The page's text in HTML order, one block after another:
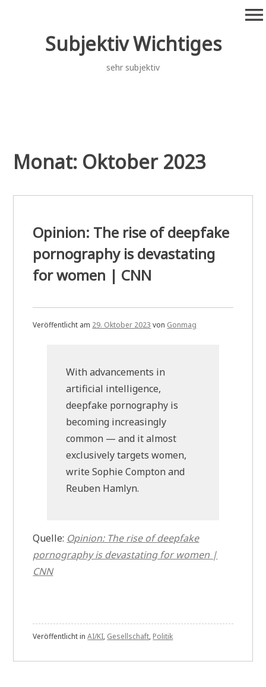
Subjektiv Wichtiges
sehr subjektiv
menu
Monat: Oktober 2023
Opinion: The rise of deepfake
pornography is devastating
for women | CNN
Veröffentlicht am 29. Oktober 2023 von Gonmag
With advancements in
artificial intelligence,
deepfake pornography is
becoming increasingly
common — and it almost
exclusively targets women,
write Sophie Compton and
Reuben Hamlyn.
Quelle: Opinion: The rise of deepfake
pornography is devastating for women |
CNN
Veröffentlicht inAI/KI, Gesellschaft, Politik